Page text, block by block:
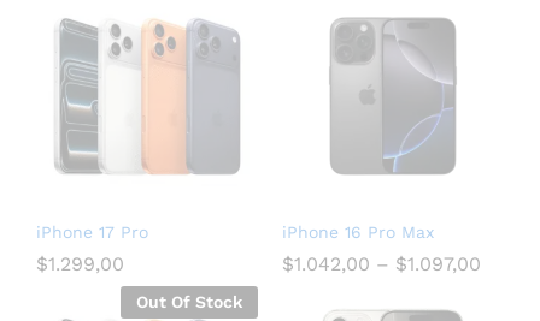
iPhone 17 Pro
$1.299,00
iPhone 16 Pro Max
$1.042,00 – $1.097,00
Out Of Stock